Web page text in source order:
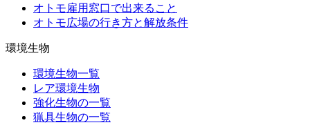
オトモ雇用窓口で出来ること
オトモ広場の行き方と解放条件
環境生物
環境生物一覧
レア環境生物
強化生物の一覧
猟具生物の一覧